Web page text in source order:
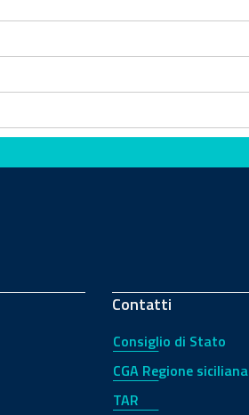
Contatti
Consiglio di Stato
CGA Regione siciliana
TAR